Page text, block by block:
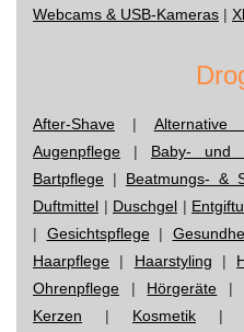
Webcams & USB-Kameras |
After-Shave | Alternative
Augenpflege | Baby- und
Bartpflege | Beatmungs- &
Duftmittel | Duschgel |
| Gesichtspflege|
Haarpflege | Haarstyling |
Ohrenpflege | Hörgeräte |
Kerzen | Kosmetik |